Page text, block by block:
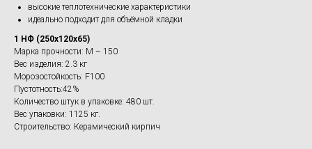
высокие теплотехнические характеристики
идеально подходит для объёмной кладки
1 НФ (250х120х65)
Марка прочности: М – 150
Вес изделия: 2.3 кг
Морозостойкость: F100
Пустотность:42%
Количество штук в упаковке: 480 шт.
Вес упаковки: 1125 кг.
Строительство: Керамический кирпич